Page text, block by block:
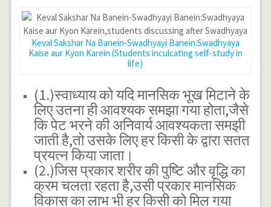
Keval Sakshar Na Banein-Swadhyayi Banein:Swadhyaya
Kaise aur Kyon Karein (Students inculcating self-study in
life)
(1.)स्वाध्याय को यदि मानसिक भूख मिटाने के
लिए उतना ही आवश्यक समझा गया होता,जैसे
कि पेट भरने की अनिवार्य आवश्यकता समझी
जाती है,तो उसके लिए हर किसी के द्वारा सतत
प्रयत्न किया जाता।
(2.)जिस प्रकार शरीर की पुष्टि और वृद्धि का
क्रम चलता रहता है,उसी प्रकार मानसिक
विकास का लाभ भी हर किसी को मिल गया